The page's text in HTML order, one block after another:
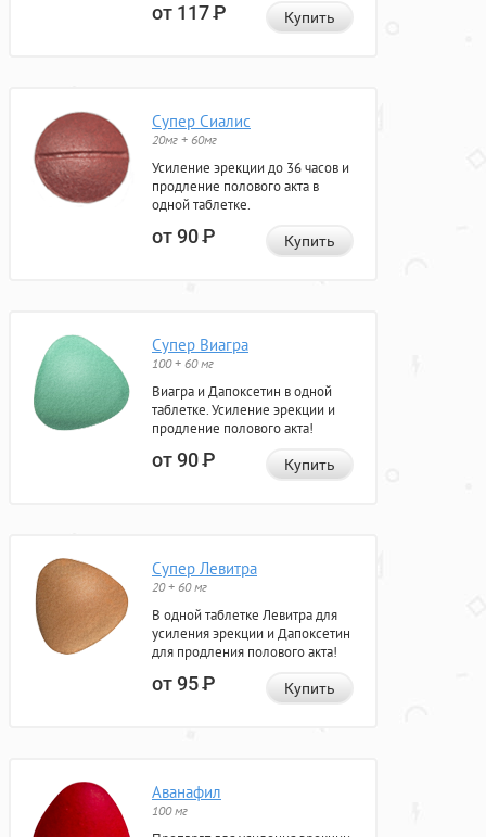
от 117Р Купить
Супер Сиалис
20мг + 60мг
Усиление эрекции до 36 часов и
продление полового акта в
одной таблетке.
от 90Р Купить
Супер Виагра
100 + 60 мг
Виагра и Дапоксетин в одной
таблетке. Усиление эрекции и
продление полового акта!
от 90Р Купить
Супер Левитра
20 + 60 мг
В одной таблетке Левитра для
усиления эрекции и Дапоксетин
для продления полового акта!
от 95Р Купить
Аванафил
100 мг